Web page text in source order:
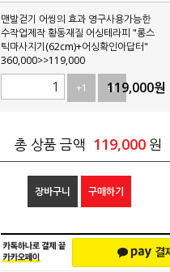
맨발걷기 어씽의 효과 영구사용가능한
수작업제작 황동재질 어싱테라피 "롱스
틱마사지기(62cm)+어싱확인아답터"
360,000>>119,000
+1
-1
119,000원
총 상품 금액 119,000 원
장바구니 구매하기